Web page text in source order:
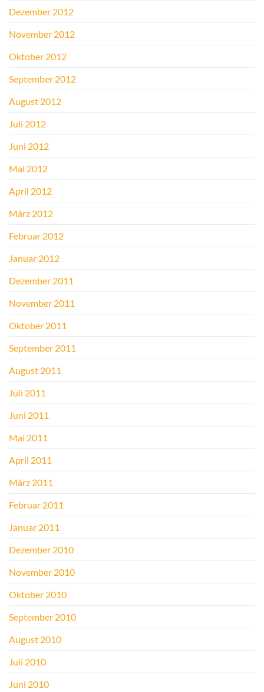
Dezember 2012
November 2012
Oktober 2012
September 2012
August 2012
Juli 2012
Juni 2012
Mai 2012
April 2012
März 2012
Februar 2012
Januar 2012
Dezember 2011
November 2011
Oktober 2011
September 2011
August 2011
Juli 2011
Juni 2011
Mai 2011
April 2011
März 2011
Februar 2011
Januar 2011
Dezember 2010
November 2010
Oktober 2010
September 2010
August 2010
Juli 2010
Juni 2010